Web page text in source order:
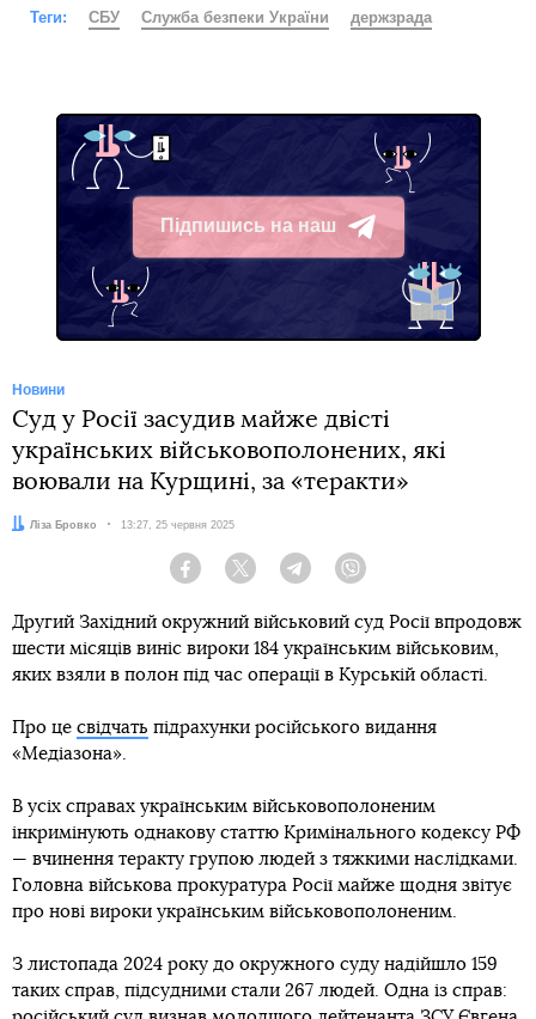
Теги: СБУ Служба безпеки України держзрада
Підпишись на наш
Telegram
Новини
Суд у Росії засудив майже двісті
українських військовополонених, які
воювали на Курщині, за «теракти»
Автор:
Ліза Бровко Дата:
13:27, 25 червня 2025
Facebook Twitter Telegram
Другий Західний окружний військовий суд Росії впродовж
шести місяців виніс вироки 184 українським військовим,
яких взяли в полон під час операції в Курській області.
Про це свідчать підрахунки російського видання
«Медіазона».
В усіх справах українським військовополоненим
інкримінують однакову статтю Кримінального кодексу РФ
— вчинення теракту групою людей з тяжкими наслідками.
Головна військова прокуратура Росії майже щодня звітує
про нові вироки українським військовополоненим.
З листопада 2024 року до окружного суду надійшло 159
таких справ, підсудними стали 267 людей. Одна із справ: